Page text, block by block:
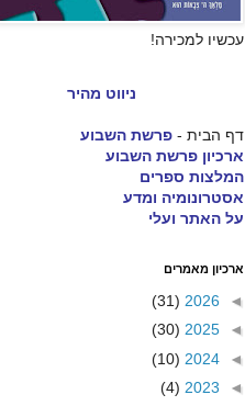
עכשיו למכירה!
ניווט מהיר
דף הבית - פרשת השבוע
ארכיון פרשת השבוע
המלצות ספרים
אסטרונומיה ומדע
על האתר ועלי
ארכיון מאמרים
◄
2026
(31)
◄
2025
(30)
◄
2024
(10)
◄
2023
(4)